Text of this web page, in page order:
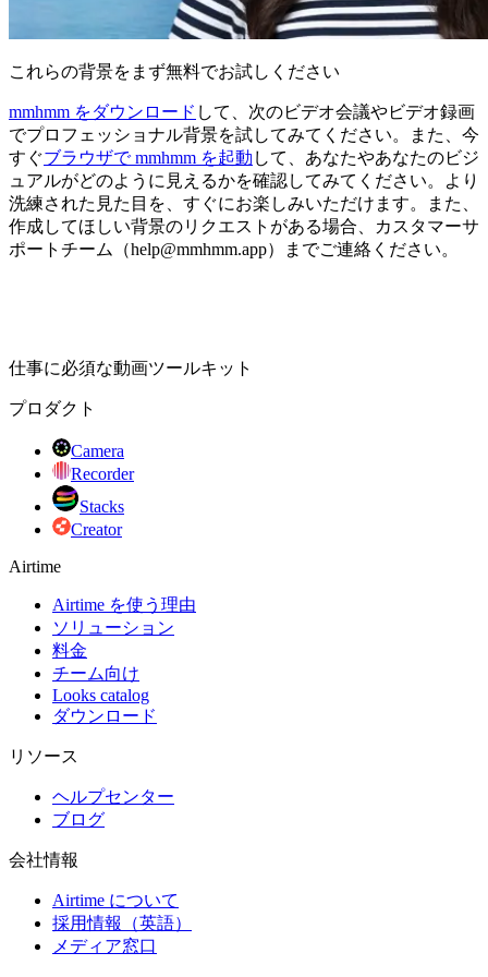
これらの背景をまず無料でお試しください
mmhmm をダウンロード して、次のビデオ会議やビデオ録画
でプロフェッショナル背景を試してみてください。また、今
すぐブラウザで mmhmm を起動 して、あなたやあなたのビジ
ュアルがどのように見えるかを確認してみてください。より
洗練された見た目を、すぐにお楽しみいただけます。また、
作成してほしい背景のリクエストがある場合、カスタマーサ
ポートチーム（help@mmhmm.app）までご連絡ください。
仕事に必須な動画ツールキット
プロダクト
Camera
Recorder
Stacks
Creator
Airtime
Airtime を使う理由
ソリューション
料金
チーム向け
Looks catalog
ダウンロード
リソース
ヘルプセンター
ブログ
会社情報
Airtime について
採用情報（英語）
メディア窓口